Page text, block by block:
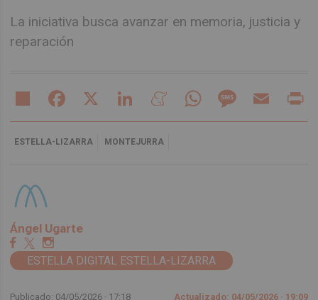
La iniciativa busca avanzar en memoria, justicia y
reparación
Share Facebook LinkedIn MeneameWhatsAppMessageEmail
ESTELLA-LIZARRA MONTEJURRA
Ángel Ugarte
ESTELLA DIGITAL ESTELLA-LIZARRA
Publicado: 04/05/2026 · 17:18 Actualizado: 04/05/2026 · 19:09